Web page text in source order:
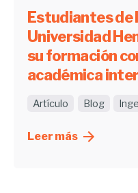
Estudiantes de
Universidad
su formación
académica
Artículo Blog
Leer más